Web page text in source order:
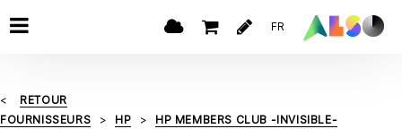
FR
RETOUR
FOURNISSEURS
HP
HP MEMBERS CLUB -INVISIBLE-